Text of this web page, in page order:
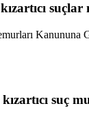
Kanununa
suç